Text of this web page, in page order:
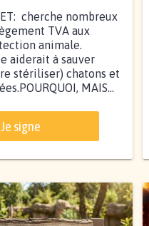
cherche nombreux
TVA aux
animale.
aiderait à sauver
stériliser) chatons et
MAIS...
Je signe